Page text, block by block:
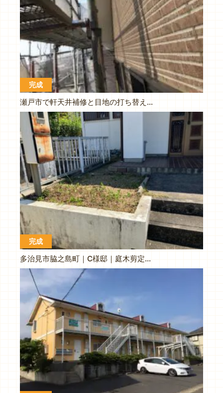
完成
瀬戸市で軒天井補修と目地の打ち替え工事です
完成
多治見市脇之島町｜C様邸｜庭木剪定・草刈り工事